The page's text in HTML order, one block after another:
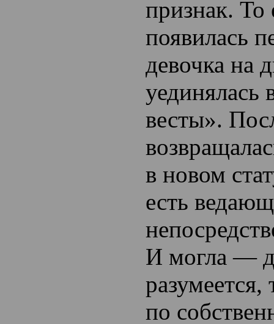
признак. То
появилась
девочка на
уединялась
весты».
в новом
есть
И могла —
разумеется,
по